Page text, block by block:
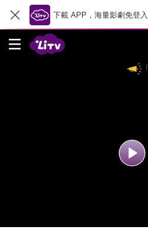
下載 APP，海量影劇免登